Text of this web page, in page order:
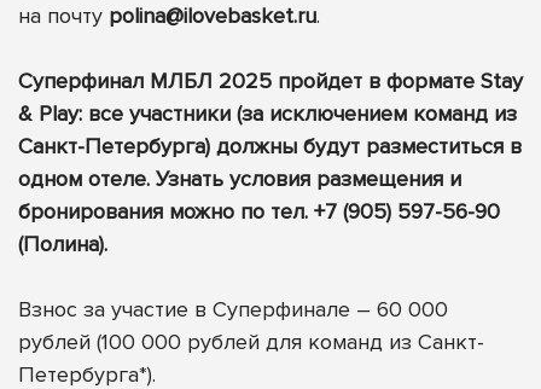
на почту polina@ilovebasket.ru.
Суперфинал МЛБЛ 2025 пройдет в формате Stay
& Play: все участники (за исключением команд из
Санкт-Петербурга) должны будут разместиться в
одном отеле. Узнать условия размещения и
бронирования можно по тел. +7 (905) 597-56-90
(Полина).
Взнос за участие в Суперфинале – 60 000
рублей (100 000 рублей для команд из Санкт-
Петербурга*).